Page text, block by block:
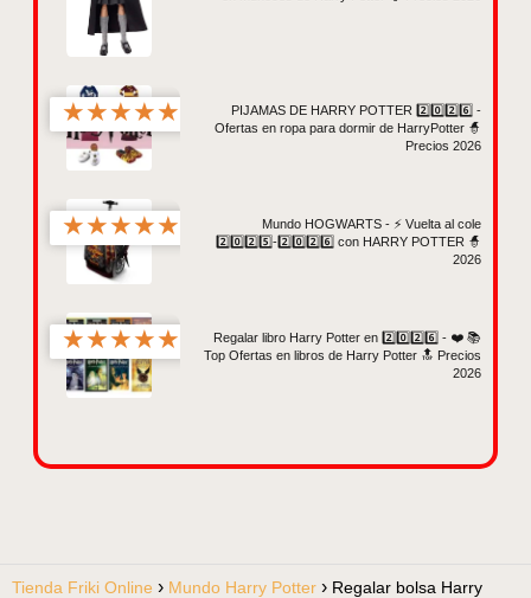
★★★★★
PIJAMAS DE HARRY POTTER 2️⃣0️⃣2️⃣6️⃣ -
Ofertas en ropa para dormir de HarryPotter 🧙
Precios 2026
★★★★★
Mundo HOGWARTS - ⚡ Vuelta al cole
2️⃣0️⃣2️⃣5️⃣-2️⃣0️⃣2️⃣6️⃣ con HARRY POTTER 🧙
2026
★★★★★
Regalar libro Harry Potter en 2️⃣0️⃣2️⃣6️⃣ - ❤️ 📚
Top Ofertas en libros de Harry Potter 🔝 Precios
2026
Tienda Friki Online Mundo Harry Potter
Regalar bolsa Harry